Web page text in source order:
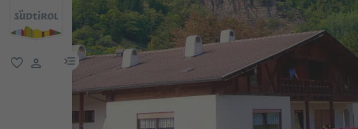
menu link